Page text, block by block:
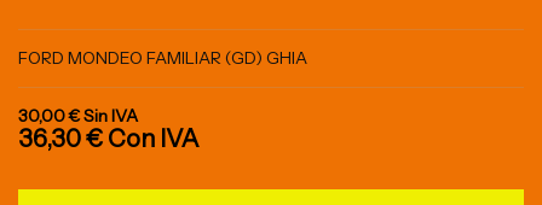
FORD MONDEO FAMILIAR (GD) GHIA
30,00 €Sin IVA
36,30 € Con IVA